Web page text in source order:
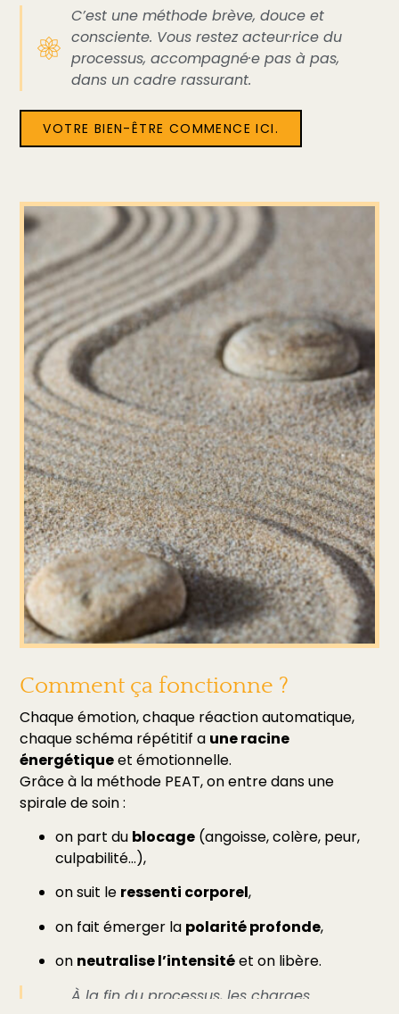
C’est une méthode brève, douce et
consciente. Vous restez acteur·rice du
processus, accompagné·e pas à pas,
dans un cadre rassurant.
VOTRE BIEN-ÊTRE COMMENCE ICI.
Comment ça fonctionne ?
Chaque émotion, chaque réaction automatique,
chaque schéma répétitif a une racine
énergétiqueet émotionnelle.
Grâce à la méthode PEAT, on entre dans une
spirale de soin :
on part du blocage (angoisse, colère, peur,
culpabilité…),
on suit le ressenti corporel,
on fait émerger la polarité profonde,
on neutralise l’intensitéet on libère.
À la fin du processus, les charges